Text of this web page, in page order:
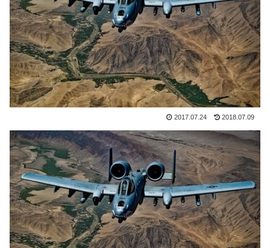
2017.07.24 2018.07.09